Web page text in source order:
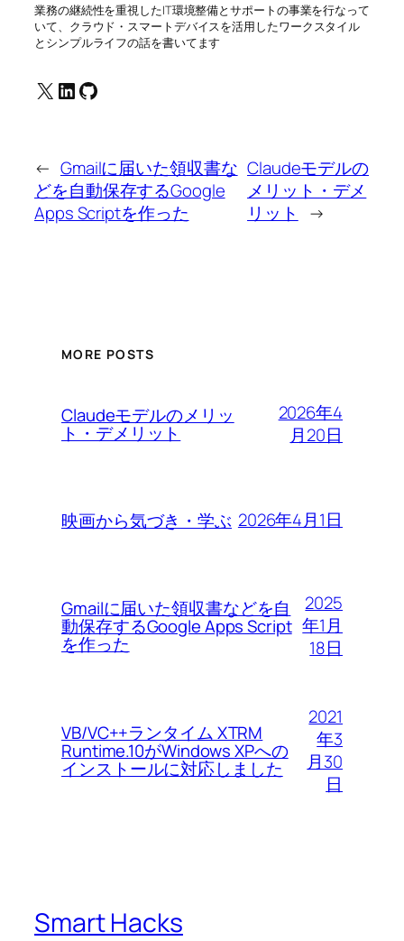
業務の継続性を重視したIT環境整備とサポートの事業を行なって
いて、クラウド・スマートデバイスを活用したワークスタイル
とシンプルライフの話を書いてます
X LinkedIn
GitHub
← Gmailに届いた領収書な
どを自動保存するGoogle
Apps Scriptを作った
Claudeモデルの
メリット・デメ
リット
→
MORE POSTS
Claudeモデルのメリッ
ト・デメリット
2026年4
月20日
映画から気づき・学ぶ 2026年4月1日
Gmailに届いた領収書などを自
動保存するGoogle Apps Script
を作った
2025
年1月
18日
VB/VC++ランタイム XTRM
Runtime.10がWindows XPへの
インストールに対応しました
2021
年3
月30
日
Smart Hacks